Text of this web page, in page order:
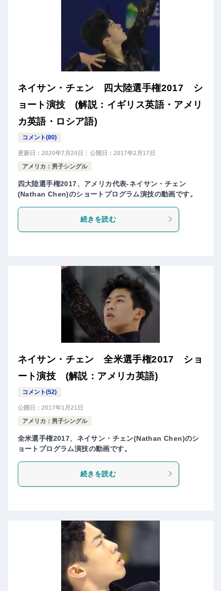
ネイサン・チェン 四大陸選手権2017 シ
ョート演技 (解説：イギリス英語・アメリ
カ英語・ロシア語)
コメント(80)
更新日： 2020年7月24日 公開日： 2017年2月17日
アメリカ：男子シングル
四大陸選手権2017、アメリカ代表-ネイサン・チェン
(Nathan Chen)のショートプログラム演技の動画です。
続きを読む
ネイサン・チェン 全米選手権2017 ショ
ート演技 (解説：アメリカ英語)
コメント(52)
公開日： 2017年1月21日
アメリカ：男子シングル
全米選手権2017、ネイサン・チェン(Nathan Chen)のシ
ョートプログラム演技の動画です。
続きを読む